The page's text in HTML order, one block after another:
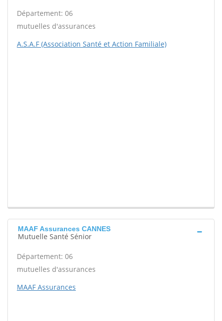
Département: 06
mutuelles d'assurances
A.S.A.F (Association Santé et Action Familiale)
MAAF Assurances CANNES
Mutuelle Santé Sénior
Département: 06
mutuelles d'assurances
MAAF Assurances